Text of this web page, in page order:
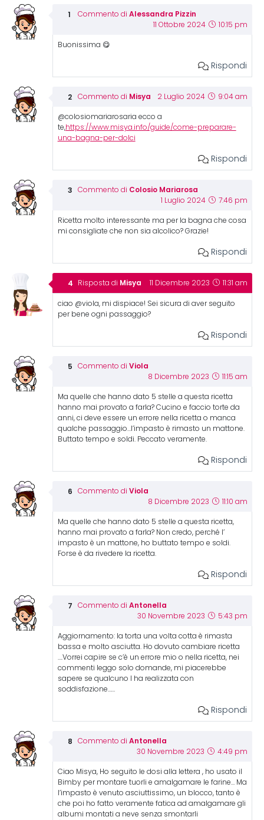
Commento di Alessandra Pizzin
11 Ottobre 2024 10:15 pm
Buonissima 😋
Rispondi
Commento di Misya 2 Luglio 2024 9:04 am
@colosiomariarosaria ecco a
te,https://www.misya.info/guide/come-preparare-
una-bagna-per-dolci
Rispondi
Commento di Colosio Mariarosa
1 Luglio 2024 7:46 pm
Ricetta molto interessante ma per la bagna che cosa
mi consigliate che non sia alcolico? Grazie!
Rispondi
Risposta di Misya 11 Dicembre 2023 11:31 am
ciao @viola, mi dispiace! Sei sicura di aver seguito
per bene ogni passaggio?
Rispondi
Commento di Viola
8 Dicembre 2023 11:15 am
Ma quelle che hanno dato 5 stelle a questa ricetta
hanno mai provato a farla? Cucino e faccio torte da
anni, ci deve essere un errore nella ricetta o manca
qualche passaggio…l’impasto è rimasto un mattone.
Buttato tempo e soldi. Peccato veramente.
Rispondi
Commento di Viola
8 Dicembre 2023 11:10 am
Ma quelle che hanno dato 5 stelle a questa ricetta,
hanno mai provato a farla? Non credo, perché l’
impasto è un mattone, ho buttato tempo e soldi.
Forse è da rivedere la ricetta.
Rispondi
Commento di Antonella
30 Novembre 2023 5:43 pm
Aggiornamento: la torta una volta cotta è rimasta
bassa e molto asciutta. Ho dovuto cambiare ricetta
….Vorrei capire se c’è un errore mio o nella ricetta, nei
commenti leggo solo domande, mi piacerebbe
sapere se qualcuno l ha realizzata con
soddisfazione……
Rispondi
Commento di Antonella
30 Novembre 2023 4:49 pm
Ciao Misya, Ho seguito le dosi alla lettera , ho usato il
Bimby per montare tuorli e amalgamare le farine… Ma
l’impasto è venuto asciuttissimo, un blocco, tanto è
che poi ho fatto veramente fatica ad amalgamare gli
albumi montati a neve senza smontarli